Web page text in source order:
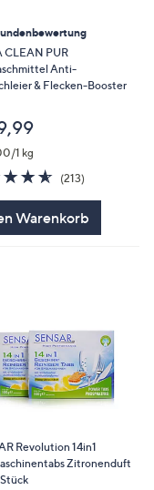
CLEAN PUR
Anti-
& Flecken-Booster
1 kg
4.5
von
5
(213)
Warenkorb
Revolution 14in1
Zitronenduft